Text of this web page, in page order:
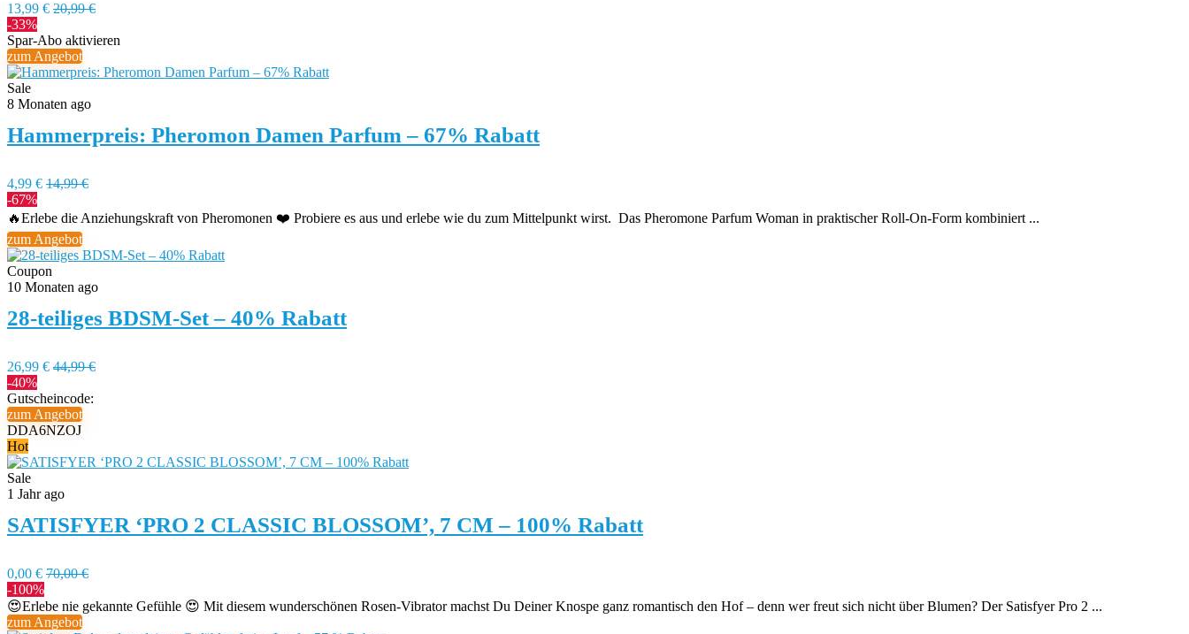
13,99 € 20,99 €
-33%
Spar-Abo aktivieren
zum Angebot
Sale
8 Monaten ago
Hammerpreis: Pheromon Damen Parfum – 67% Rabatt
4,99 € 14,99 €
-67%
🔥Erlebe die Anziehungskraft von Pheromonen ❤️ Probiere es aus und erlebe wie du zum Mittelpunkt wirst. Das Pheromone Parfum Woman in praktischer Roll-On-Form kombiniert ...
zum Angebot
Coupon
10 Monaten ago
28-teiliges BDSM-Set – 40% Rabatt
26,99 € 44,99 €
-40%
Gutscheincode:
zum Angebot
DDA6NZOJ
Hot
Sale
1 Jahr ago
SATISFYER ‘PRO 2 CLASSIC BLOSSOM’, 7 CM – 100% Rabatt
0,00 € 70,00 €
-100%
😍Erlebe nie gekannte Gefühle 😍 Mit diesem wunderschönen Rosen-Vibrator machst Du Deiner Knospe ganz romantisch den Hof – denn wer freut sich nicht über Blumen? Der Satisfyer Pro 2 ...
zum Angebot